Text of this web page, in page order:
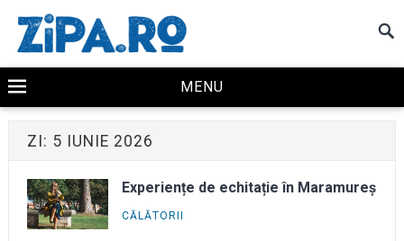
MENU
ZI: 5 IUNIE 2026
Experiențe de echitație în Maramureș
CĂLĂTORII